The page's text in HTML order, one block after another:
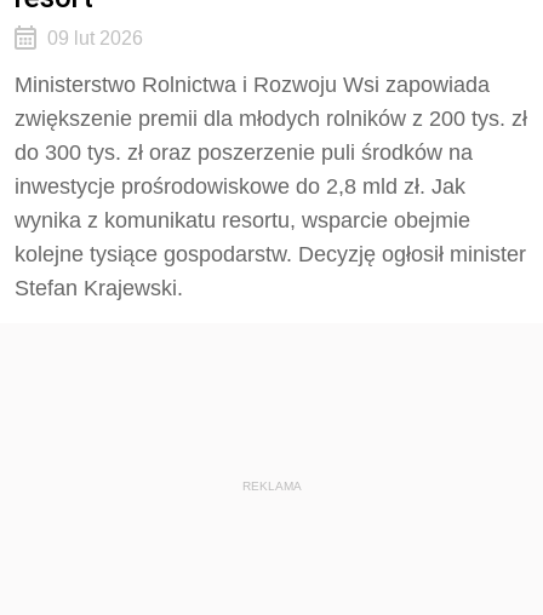
09 lut 2026
Ministerstwo Rolnictwa i Rozwoju Wsi zapowiada
zwiększenie premii dla młodych rolników z 200 tys. zł
do 300 tys. zł oraz poszerzenie puli środków na
inwestycje prośrodowiskowe do 2,8 mld zł. Jak
wynika z komunikatu resortu, wsparcie obejmie
kolejne tysiące gospodarstw. Decyzję ogłosił minister
Stefan Krajewski.
REKLAMA